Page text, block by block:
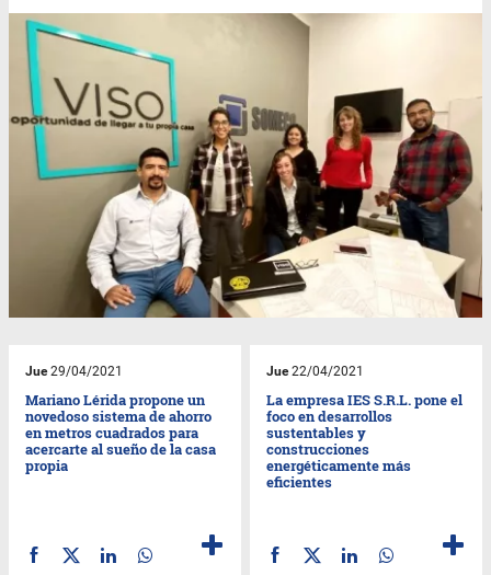
Jue29/04/2021
Mariano Lérida propone un
novedoso sistema de ahorro
en metros cuadrados para
acercarte al sueño de la casa
propia
Jue22/04/2021
La empresa IES S.R.L. pone el
foco en desarrollos
sustentables y
construcciones
energéticamente más
eficientes